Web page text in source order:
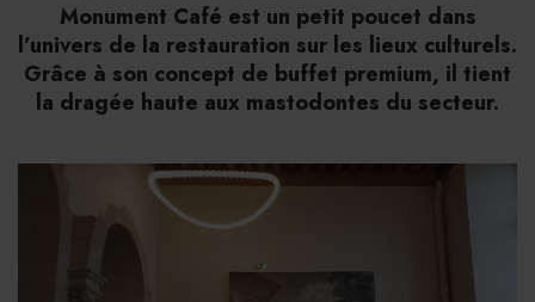
Monument Café est un petit poucet dans
l’univers de la restauration sur les lieux culturels.
Grâce à son concept de buffet premium, il tient
la dragée haute aux mastodontes du secteur.